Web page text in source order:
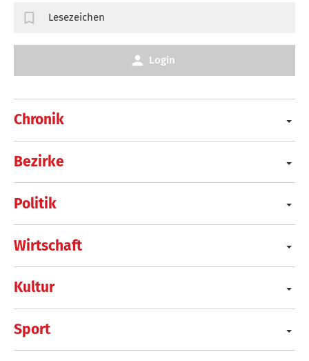
Chronik
Bezirke
Politik
Wirtschaft
Kultur
Sport
Lesezeichen
Login